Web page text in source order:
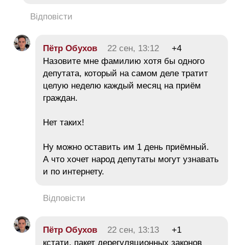
Відповісти
Пётр Обухов 22 сен, 13:12
+4
Назовите мне фамилию хотя бы одного
депутата, который на самом деле тратит
целую неделю каждый месяц на приём
граждан.
Нет таких!
Ну можно оставить им 1 день приёмный.
А что хочет народ депутаты могут узнавать
и по интернету.
Відповісти
Пётр Обухов 22 сен, 13:13
+1
кстати, пакет дерегуляционных законов